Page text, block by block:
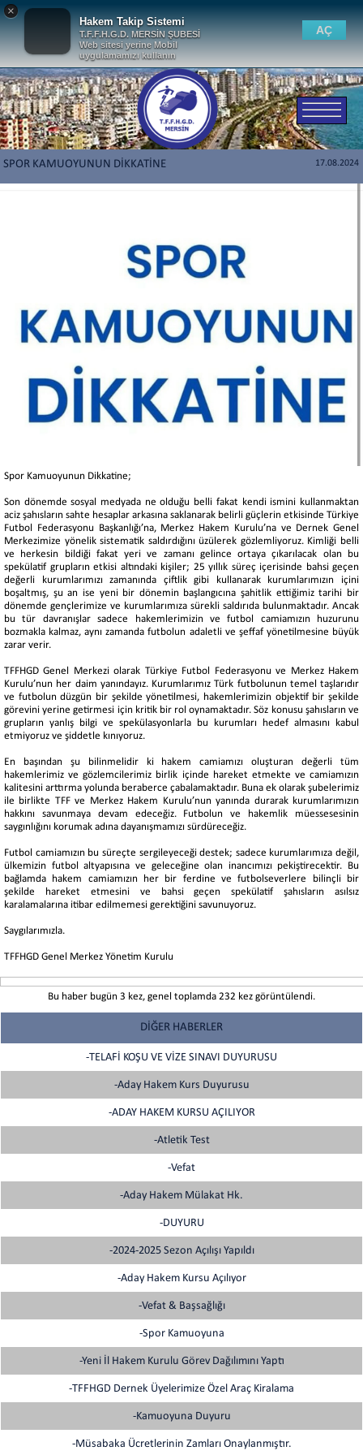
×
Hakem Takip Sistemi
T.F.F.H.G.D. MERSİN ŞUBESİ
Web sitesi yerine Mobil
uygulamamızı kullanın
AÇ
SPOR KAMUOYUNUN DİKKATİNE 17.08.2024
Spor Kamuoyunun Dikkatine;
Son dönemde sosyal medyada ne olduğu belli fakat kendi ismini kullanmaktan
aciz şahısların sahte hesaplar arkasına saklanarak belirli güçlerin etkisinde Türkiye
Futbol Federasyonu Başkanlığı’na, Merkez Hakem Kurulu’na ve Dernek Genel
Merkezimize yönelik sistematik saldırdığını üzülerek gözlemliyoruz. Kimliği belli
ve herkesin bildiği fakat yeri ve zamanı gelince ortaya çıkarılacak olan bu
spekülatif grupların etkisi altındaki kişiler; 25 yıllık süreç içerisinde bahsi geçen
değerli kurumlarımızı zamanında çiftlik gibi kullanarak kurumlarımızın içini
boşaltmış, şu an ise yeni bir dönemin başlangıcına şahitlik ettiğimiz tarihi bir
dönemde gençlerimize ve kurumlarımıza sürekli saldırıda bulunmaktadır. Ancak
bu tür davranışlar sadece hakemlerimizin ve futbol camiamızın huzurunu
bozmakla kalmaz, aynı zamanda futbolun adaletli ve şeffaf yönetilmesine büyük
zarar verir.
TFFHGD Genel Merkezi olarak Türkiye Futbol Federasyonu ve Merkez Hakem
Kurulu’nun her daim yanındayız. Kurumlarımız Türk futbolunun temel taşlarıdır
ve futbolun düzgün bir şekilde yönetilmesi, hakemlerimizin objektif bir şekilde
görevini yerine getirmesi için kritik bir rol oynamaktadır. Söz konusu şahısların ve
grupların yanlış bilgi ve spekülasyonlarla bu kurumları hedef almasını kabul
etmiyoruz ve şiddetle kınıyoruz.
En başından şu bilinmelidir ki hakem camiamızı oluşturan değerli tüm
hakemlerimiz ve gözlemcilerimiz birlik içinde hareket etmekte ve camiamızın
kalitesini arttırma yolunda beraberce çabalamaktadır. Buna ek olarak şubelerimiz
ile birlikte TFF ve Merkez Hakem Kurulu’nun yanında durarak kurumlarımızın
hakkını savunmaya devam edeceğiz. Futbolun ve hakemlik müessesesinin
saygınlığını korumak adına dayanışmamızı sürdüreceğiz.
Futbol camiamızın bu süreçte sergileyeceği destek; sadece kurumlarımıza değil,
ülkemizin futbol altyapısına ve geleceğine olan inancımızı pekiştirecektir. Bu
bağlamda hakem camiamızın her bir ferdine ve futbolseverlere bilinçli bir
şekilde hareket etmesini ve bahsi geçen spekülatif şahısların asılsız
karalamalarına itibar edilmemesi gerektiğini savunuyoruz.
Saygılarımızla.
TFFHGD Genel Merkez Yönetim Kurulu
Bu haber bugün 3 kez, genel toplamda 232 kez görüntülendi.
DİĞER HABERLER
-TELAFİ KOŞU VE VİZE SINAVI DUYURUSU
-Aday Hakem Kurs Duyurusu
-ADAY HAKEM KURSU AÇILIYOR
-Atletik Test
-Vefat
-Aday Hakem Mülakat Hk.
-DUYURU
-2024-2025 Sezon Açılışı Yapıldı
-Aday Hakem Kursu Açılıyor
-Vefat & Başsağlığı
-Spor Kamuoyuna
-Yeni İl Hakem Kurulu Görev Dağılımını Yaptı
-TFFHGD Dernek Üyelerimize Özel Araç Kiralama
-Kamuoyuna Duyuru
-Müsabaka Ücretlerinin Zamları Onaylanmıştır.